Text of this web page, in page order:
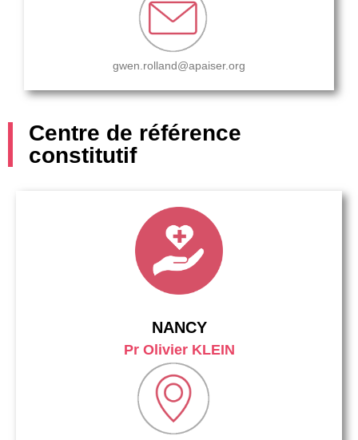
gwen.rolland@apaiser.org
Centre de référence
constitutif
NANCY
Pr Olivier KLEIN